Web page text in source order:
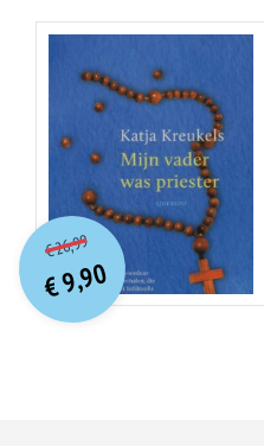
€26,99O
orspr
onkelijke
prijs
was:
€ 26,99.
€9,90
Huidige
prijs
is:
€ 9,90.